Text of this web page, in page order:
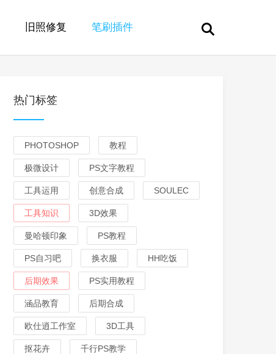
旧照修复 笔刷插件
热门标签
PHOTOSHOP 教程
极微设计 PS文字教程
工具运用 创意合成 SOULEC
工具知识 3D效果
曼哈顿印象 PS教程
PS自习吧 换衣服 HH吃饭
后期效果 PS实用教程
涵品教育 后期合成
欧仕逍工作室 3D工具
抠花卉 千行PS教学